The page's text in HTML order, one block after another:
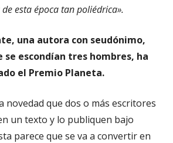
esta época tan poliédrica».
una autora con seudónimo,
se escondían tres hombres, ha
el Premio Planeta.
novedad que dos o más escritores
un texto y lo publiquen bajo
parece que se va a convertir en